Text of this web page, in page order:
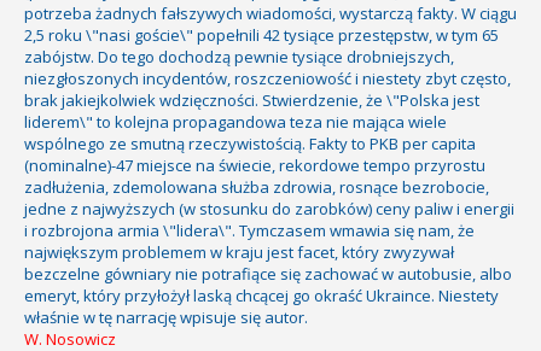
potrzeba żadnych fałszywych wiadomości, wystarczą fakty. W ciągu
2,5 roku \"nasi goście\" popełnili 42 tysiące przestępstw, w tym 65
zabójstw. Do tego dochodzą pewnie tysiące drobniejszych,
niezgłoszonych incydentów, roszczeniowość i niestety zbyt często,
brak jakiejkolwiek wdzięczności. Stwierdzenie, że \"Polska jest
liderem\" to kolejna propagandowa teza nie mająca wiele
wspólnego ze smutną rzeczywistością. Fakty to PKB per capita
(nominalne)-47 miejsce na świecie, rekordowe tempo przyrostu
zadłużenia, zdemolowana służba zdrowia, rosnące bezrobocie,
jedne z najwyższych (w stosunku do zarobków) ceny paliw i energii
i rozbrojona armia \"lidera\". Tymczasem wmawia się nam, że
największym problemem w kraju jest facet, który zwyzywał
bezczelne gówniary nie potrafiące się zachować w autobusie, albo
emeryt, który przyłożył laską chcącej go okraść Ukraince. Niestety
właśnie w tę narrację wpisuje się autor.
W. Nosowicz